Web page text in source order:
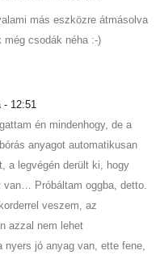
más eszközre átmásolva
még csodák néha :-)
- 12:51
én mindenhogy, de a
anyagot automatikusan
a legvégén derült ki, hogy
Próbáltam oggba, detto.
veszem, az
azzal nem lehet
jó anyag van, ette fene,